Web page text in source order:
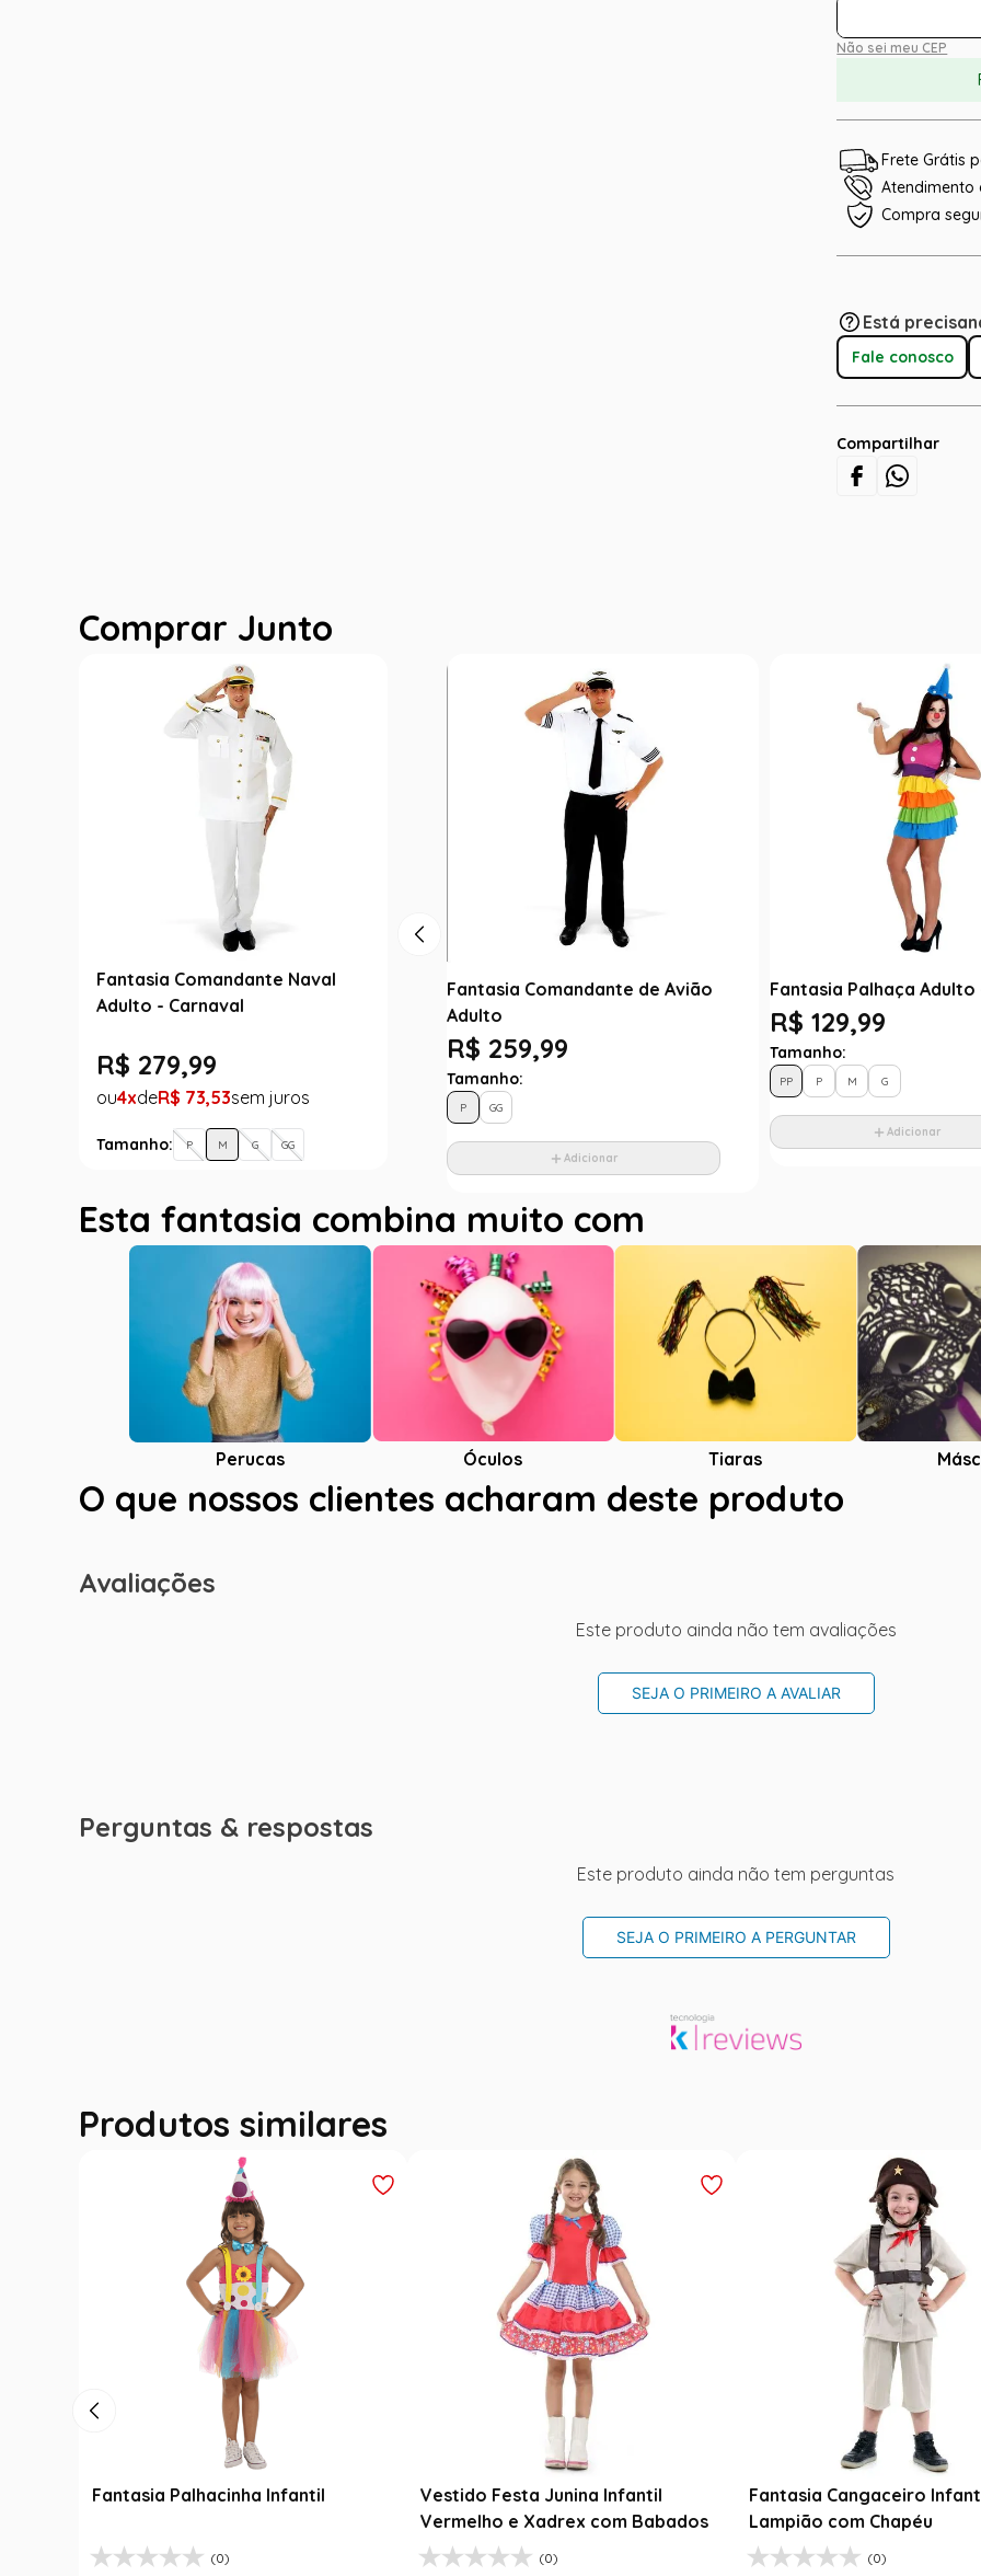
Não sei meu CEP
Frete Grátis
Atendimento
Compra
Está
Fale conosco
Compartilhar
Comprar Junto
Fantasia Comandante Naval
Adulto - Carnaval
R$ 279,99
4 R$ 73,53
Tamanho: P M G GG
Fantasia Comandante de Avião
Adulto
R$ 259,99
Tamanho:
P GG
Adicionar
Fantasia Palhaça Adulto
R$ 129,99
Tamanho:
PP P M G
Adicionar
Esta fantasia combina muito com
Perucas Óculos Tiaras
O que nossos clientes acharam deste produto
Avaliações
Este produto ainda não tem avaliações
SEJA O PRIMEIRO A AVALIAR
Perguntas & respostas
Este produto ainda não tem perguntas
SEJA O PRIMEIRO A PERGUNTAR
Produtos similares
Vestido Festa Junina Infantil
Fantasia Cangaceiro Infantil
Lampião com Chapéu
Fantasia Abbey
Infantil - Monster High